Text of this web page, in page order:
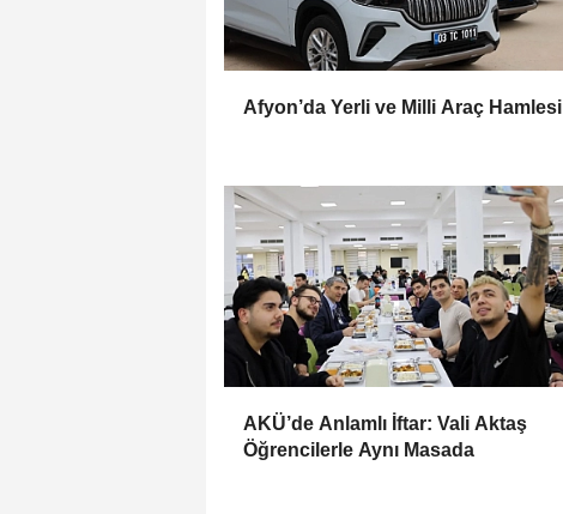
Afyon’da Yerli ve Milli Araç Hamlesi
AKÜ’de Anlamlı İftar: Vali Aktaş
Öğrencilerle Aynı Masada